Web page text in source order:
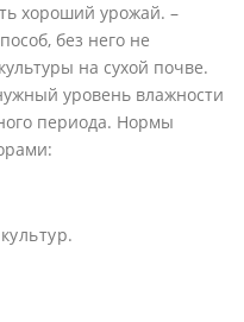
хороший урожай. –
без него не
на сухой почве.
уровень влажности
периода. Нормы